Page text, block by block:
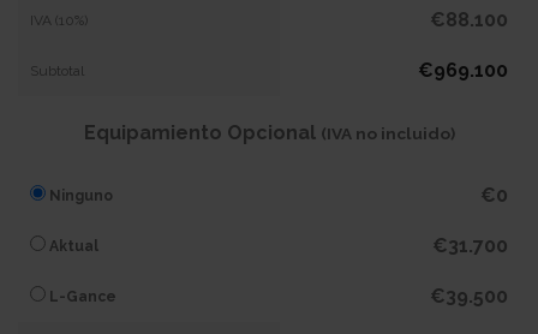
IVA (10%) €88.100
Subtotal €969.100
Equipamiento Opcional (IVA no incluido)
Ninguno €0
Aktual €31.700
L-Gance €39.500